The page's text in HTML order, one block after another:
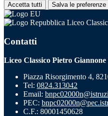
Accetta tutti Salva le preferenze
Liceo
Contatti
Liceo Classico Pietro Giannone
Piazza Risorgimento 4,
Tel: 0824.313042
Email:
PEC:
C.F.: 80001450628